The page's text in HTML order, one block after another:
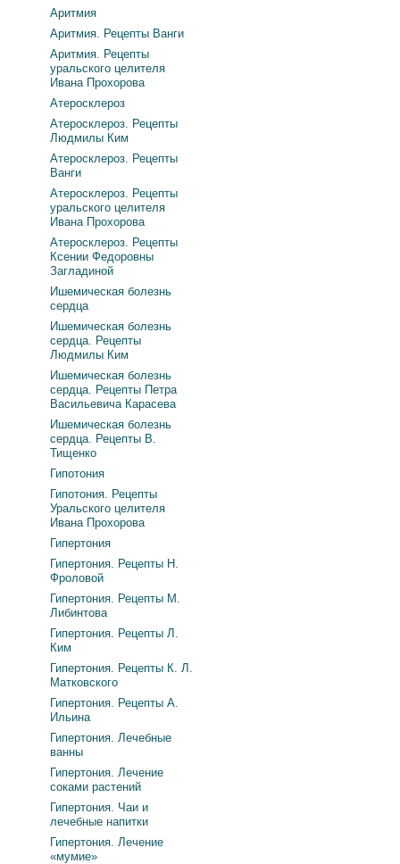
Аритмия
Аритмия. Рецепты Ванги
Аритмия. Рецепты
уральского целителя
Ивана Прохорова
Атеросклероз
Атеросклероз. Рецепты
Людмилы Ким
Атеросклероз. Рецепты
Ванги
Атеросклероз. Рецепты
уральского целителя
Ивана Прохорова
Атеросклероз. Рецепты
Ксении Федоровны
Загладиной
Ишемическая болезнь
сердца
Ишемическая болезнь
сердца. Рецепты
Людмилы Ким
Ишемическая болезнь
сердца. Рецепты Петра
Васильевича Карасева
Ишемическая болезнь
сердца. Рецепты В.
Тищенко
Гипотония
Гипотония. Рецепты
Уральского целителя
Ивана Прохорова
Гипертония
Гипертония. Рецепты Н.
Фроловой
Гипертония. Рецепты М.
Либинтова
Гипертония. Рецепты Л.
Ким
Гипертония. Рецепты К. Л.
Матковского
Гипертония. Рецепты А.
Ильина
Гипертония. Лечебные
ванны
Гипертония. Лечение
соками растений
Гипертония. Чаи и
лечебные напитки
Гипертония. Лечение
«мумие»